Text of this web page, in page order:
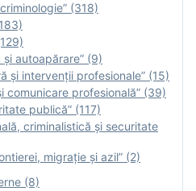
(318)
autoapărare” (9)
şi intervenţii profesionale” (15)
comunicare profesională” (39)
publică” (117)
criminalistică și securitate
migrație și azil” (2)
(8)